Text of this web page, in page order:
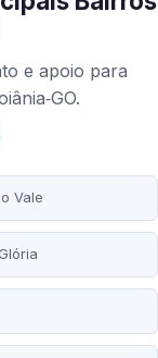
e apoio para
Vale